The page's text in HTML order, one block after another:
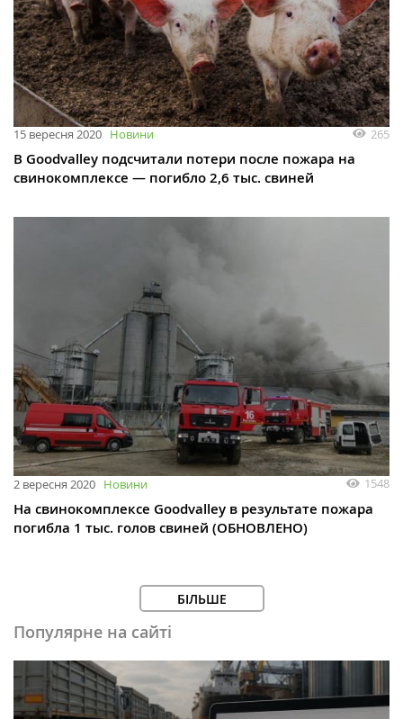
15 вересня 2020 Новини 265
В Goodvalley подсчитали потери после пожара на
свинокомплексе — погибло 2,6 тыс. свиней
2 вересня 2020 Новини 1548
На свинокомплексе Goodvalley в результате пожара
погибла 1 тыс. голов свиней (ОБНОВЛЕНО)
БІЛЬШЕ
Популярне на сайті